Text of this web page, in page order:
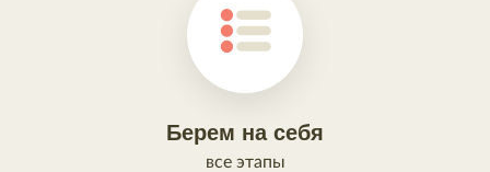
Берем на себя
все этапы